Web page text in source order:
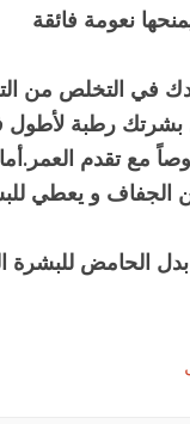
نعومة فائقة
في التخلص من
رطبة لأطول
مع تقدم
و يعطي
الحامض للبشرة